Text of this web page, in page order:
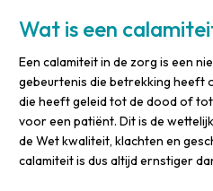
Wat is een
Een calamiteit in de zorg is een
gebeurtenis die betrekking heeft
die heeft geleid tot de dood of
voor een patiënt. Dit is de
de Wet kwaliteit, klachten en
calamiteit is dus altijd ernstiger